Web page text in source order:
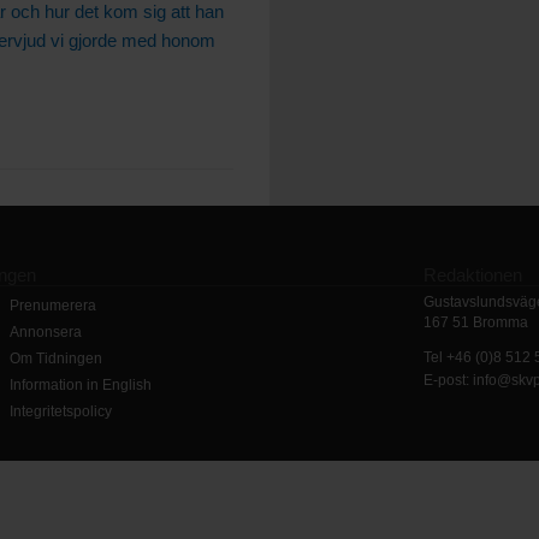
och hur det kom sig att han
vi gjorde med honom
Prenumerera
Annonsera
Om Tidningen
Information in English
Integritetspolicy
167 51 Bromma
Tel +46 (0)8 512
E-post: